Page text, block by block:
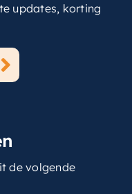
updates, korting
de volgende